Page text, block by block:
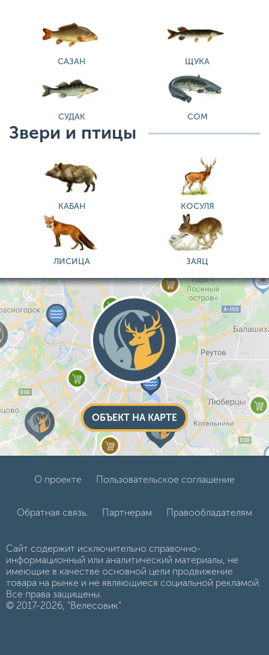
САЗАН ЩУКА
СУДАК СОМ
Звери и птицы
КАБАН КОСУЛЯ
ЛИСИЦА ЗАЯЦ
ОБЪЕКТ НА КАРТЕ
О проекте Пользовательское соглашение
Обратная связь. Партнерам Правообладателям
Сайт содержит исключительно справочно-
информационный или аналитический материалы, не
имеющие в качестве основной цели продвижение
товара на рынке и не являющиеся социальной рекламой.
Все права защищены.
© 2017-2026, "Велесовик"